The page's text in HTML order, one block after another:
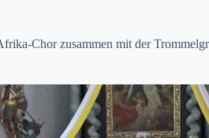
Chor zusam­men mit der